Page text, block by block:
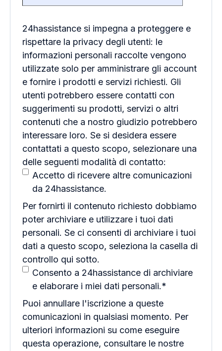
24hassistance si impegna a proteggere e
rispettare la privacy degli utenti: le
informazioni personali raccolte vengono
utilizzate solo per amministrare gli account
e fornire i prodotti e servizi richiesti. Gli
utenti potrebbero essere contatti con
suggerimenti su prodotti, servizi o altri
contenuti che a nostro giudizio potrebbero
interessare loro. Se si desidera essere
contattati a questo scopo, selezionare una
delle seguenti modalità di contatto:
Accetto di ricevere altre comunicazioni
da 24hassistance.
Per fornirti il contenuto richiesto dobbiamo
poter archiviare e utilizzare i tuoi dati
personali. Se ci consenti di archiviare i tuoi
dati a questo scopo, seleziona la casella di
controllo qui sotto.
Consento a 24hassistance di archiviare
e elaborare i miei dati personali.*
Puoi annullare l'iscrizione a queste
comunicazioni in qualsiasi momento. Per
ulteriori informazioni su come eseguire
questa operazione, consultare le nostre